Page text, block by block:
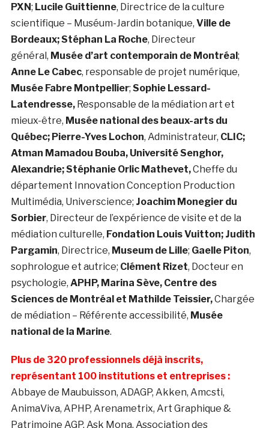
PXN; Lucile Guittienne, Directrice de la culture
scientifique – Muséum-Jardin botanique, Ville de
Bordeaux; Stéphan La Roche, Directeur
général, Musée d’art contemporain de Montréal;
Anne Le Cabec, responsable de projet numérique,
Musée Fabre Montpellier; Sophie Lessard-
Latendresse, Responsable de la médiation art et
mieux-être, Musée national des beaux-arts du
Québec; Pierre-Yves Lochon, Administrateur, CLIC;
Atman Mamadou Bouba, Université Senghor,
Alexandrie; Stéphanie Orlic Mathevet,Cheffe du
département Innovation Conception Production
Multimédia, Universcience; Joachim Monegier du
Sorbier, Directeur de l’expérience de visite et de la
médiation culturelle, Fondation Louis Vuitton; Judith
Pargamin, Directrice, Museum de Lille; Gaelle Piton,
sophrologue et autrice; Clément Rizet, Docteur en
psychologie, APHP, Marina Sève, Centre des
Sciences de Montréal et Mathilde Teissier,Chargée
de médiation – Référente accessibilité, Musée
national de la Marine.
Plus de 320 professionnels déjà inscrits,
représentant 100 institutions et entreprises :
Abbaye de Maubuisson, ADAGP, Akken, Amcsti,
AnimaViva, APHP, Arenametrix, Art Graphique &
Patrimoine AGP, Ask Mona, Association des